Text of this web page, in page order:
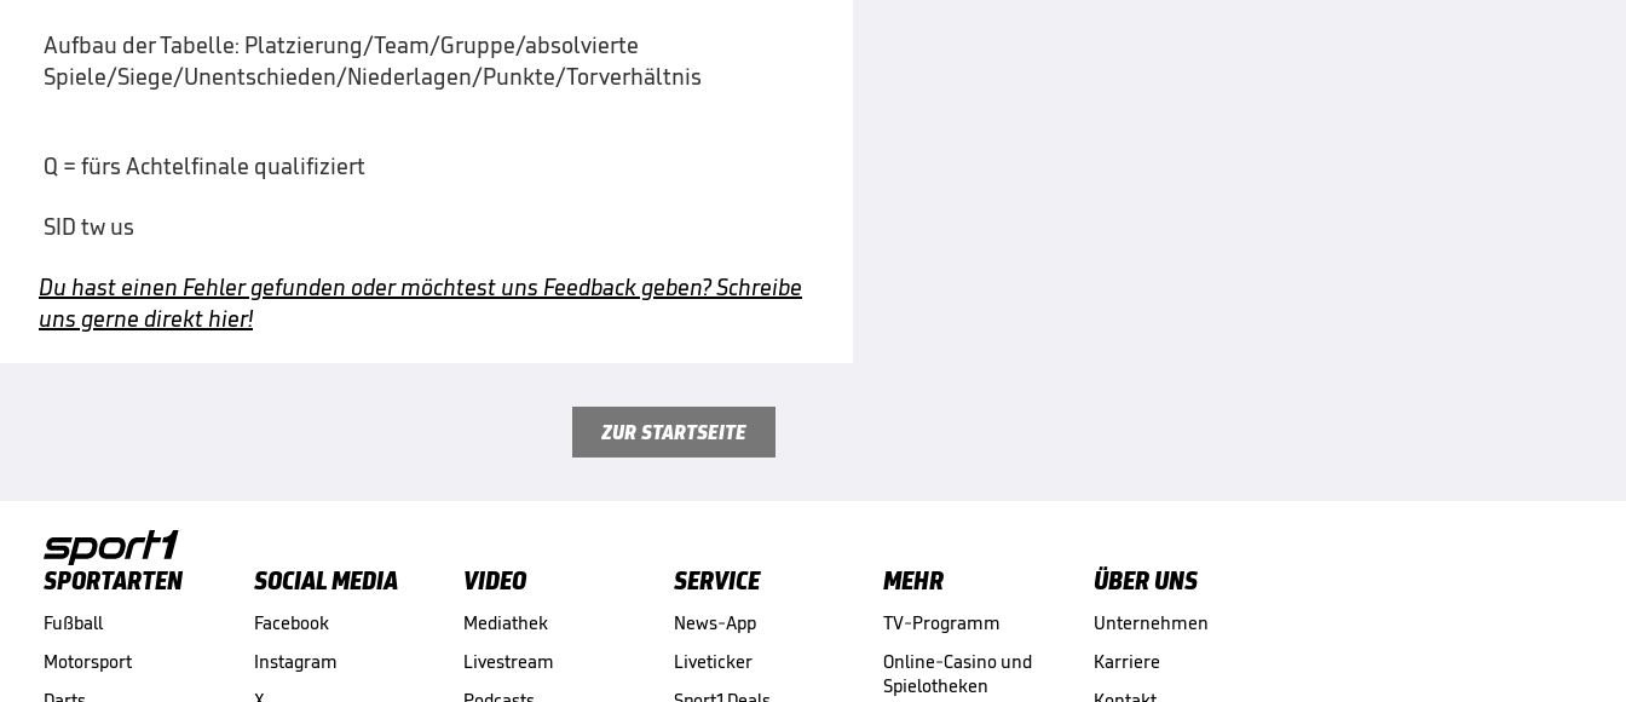
Aufbau der Tabelle: Platzierung/Team/Gruppe/absolvierte
Spiele/Siege/Unentschieden/Niederlagen/Punkte/Torverhältnis
Q = fürs Achtelfinale qualifiziert
SID tw us
Du hast einen Fehler gefunden oder möchtest uns Feedback geben? Schreibe
uns gerne direkt hier!
ZUR STARTSEITE
SPORTARTEN
Fußball
Motorsport
SOCIAL MEDIA
Facebook
Instagram
VIDEO
Mediathek
Livestream
SERVICE
News-App
Liveticker
MEHR
TV-Programm
Online-Casino und
Spielotheken
ÜBER UNS
Unternehmen
Karriere